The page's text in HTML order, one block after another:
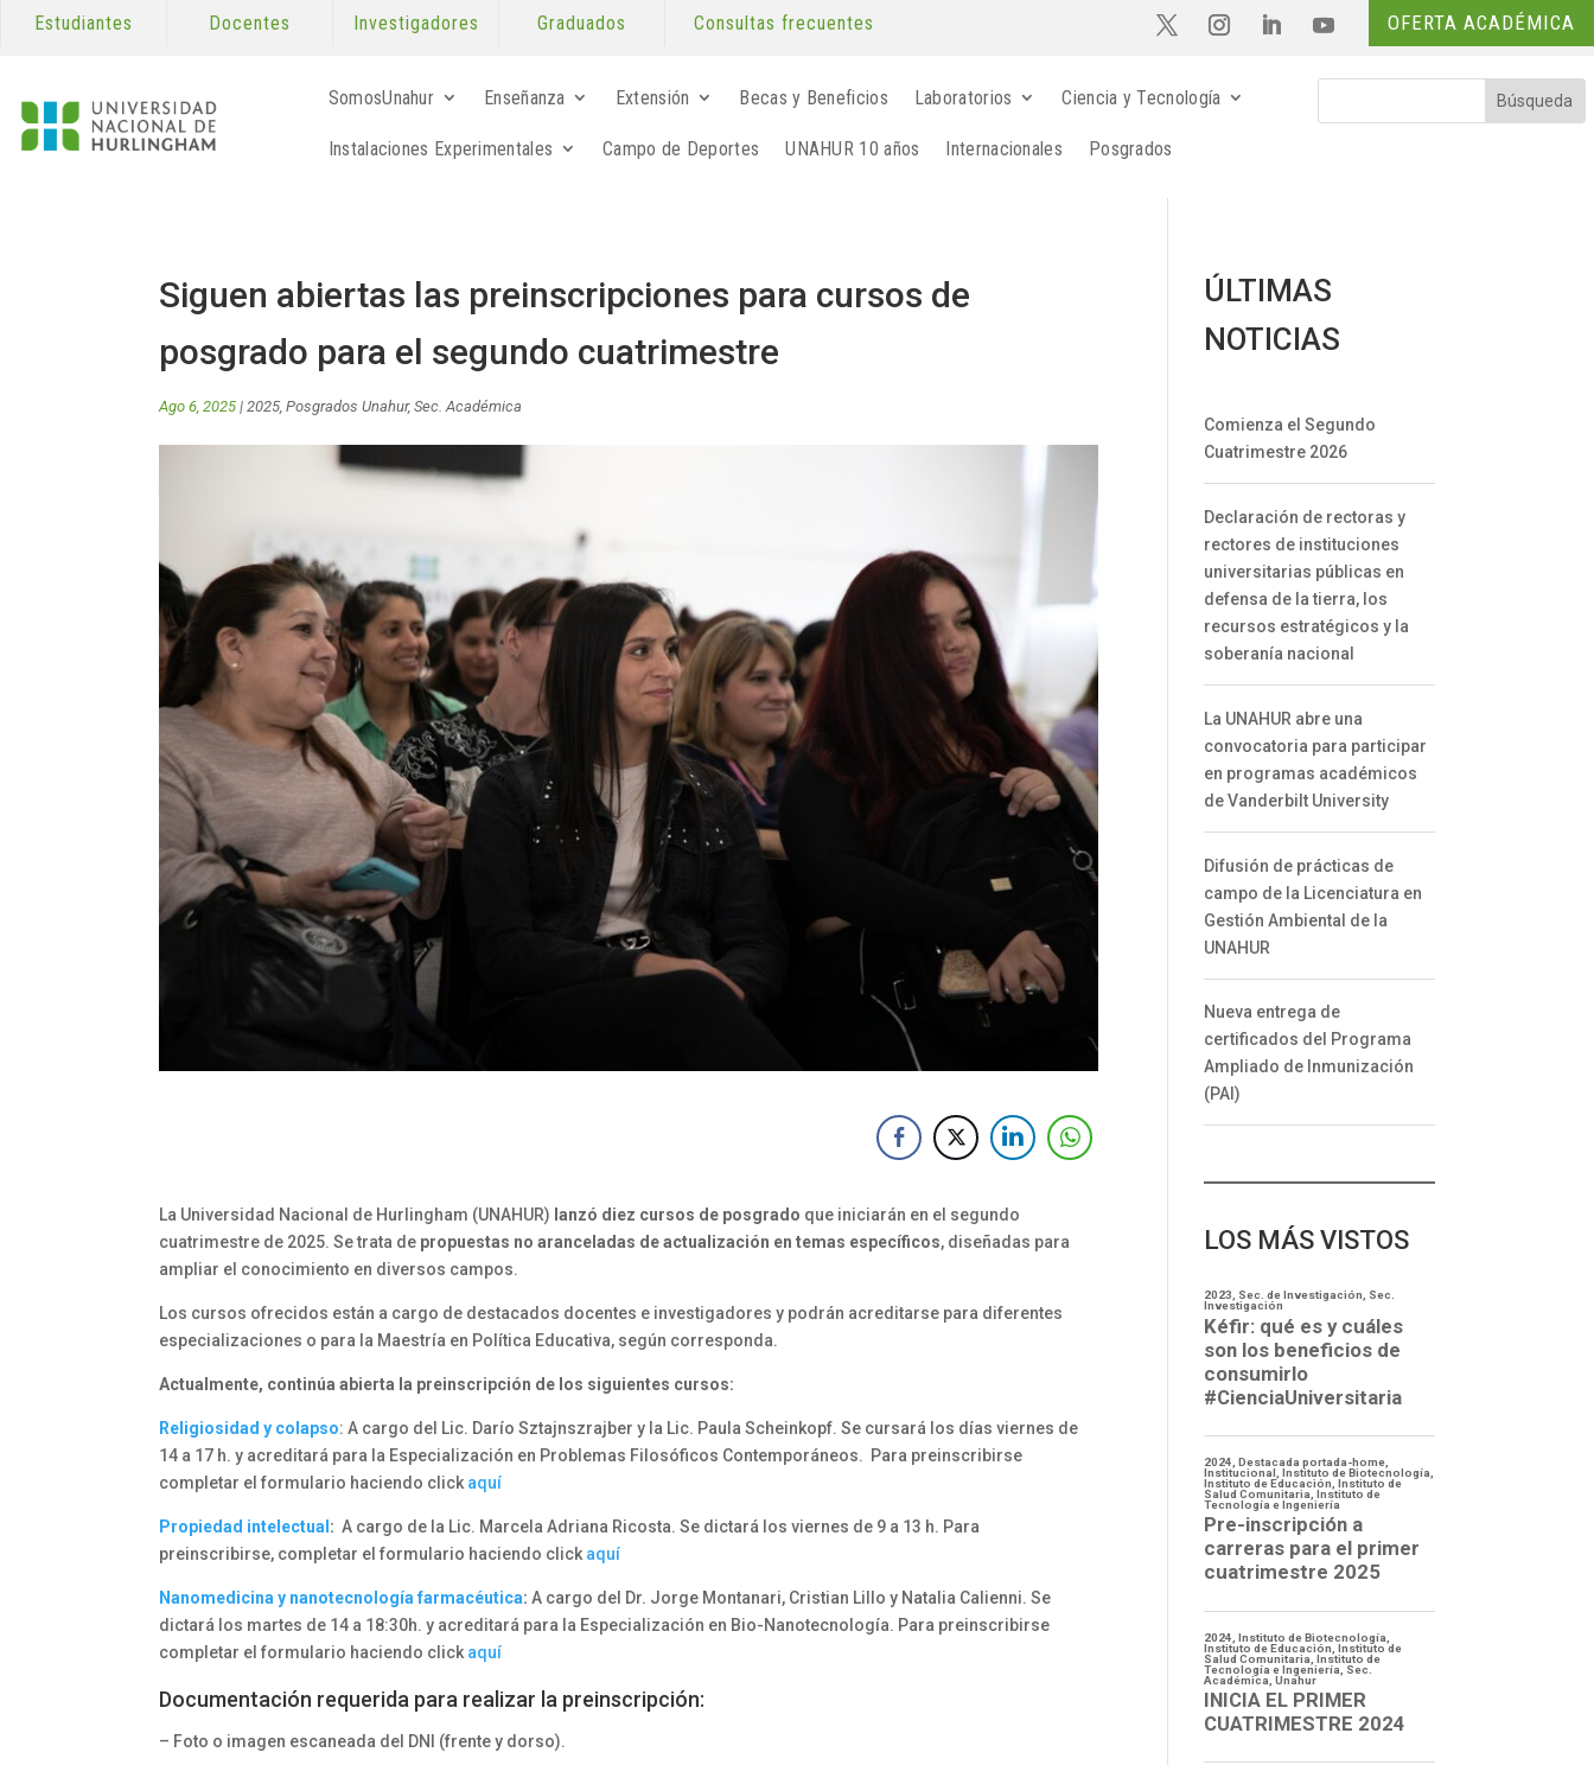
Estudiantes Docentes Investigadores Graduados Consultas frecuentes OFERTA ACADÉMICA
SomosUnahur Enseñanza Extensión Becas y Beneficios Laboratorios Ciencia y Tecnología
Instalaciones Experimentales Campo de Deportes UNAHUR 10 años Internacionales Posgrados
Siguen abiertas las preinscripciones para cursos de
posgrado para el segundo cuatrimestre
Ago 6, 2025 |2025,Posgrados Unahur,Sec. Académica
La Universidad Nacional de Hurlingham (UNAHUR) lanzó diez cursos de posgrado que iniciarán en el segundo
cuatrimestre de 2025. Se trata de propuestas no aranceladas de actualización en temas específicos, diseñadas para
ampliar el conocimiento en diversos campos.
Los cursos ofrecidos están a cargo de destacados docentes e investigadores y podrán acreditarse para diferentes
especializaciones o para la Maestría en Política Educativa, según corresponda.
Actualmente, continúa abierta la preinscripción de los siguientes cursos:
Religiosidad y colapso: A cargo del Lic. Darío Sztajnszrajber y la Lic. Paula Scheinkopf. Se cursará los días viernes de
14 a 17 h. y acreditará para la Especialización en Problemas Filosóficos Contemporáneos. Para preinscribirse
completar el formulario haciendo click aquí
Propiedad intelectual :A cargo de la Lic. Marcela Adriana Ricosta. Se dictará los viernes de 9 a 13 h. Para
preinscribirse, completar el formulario haciendo click aquí
Nanomedicina y nanotecnología farmacéutica: A cargo del Dr. Jorge Montanari, Cristian Lillo y Natalia Calienni. Se
dictará los martes de 14 a 18:30h. y acreditará para la Especialización en Bio-Nanotecnología. Para preinscribirse
completar el formulario haciendo click aquí
Documentación requerida para realizar la preinscripción:
– Foto o imagen escaneada del DNI (frente y dorso).
ÚLTIMAS
NOTICIAS
Comienza el Segundo
Cuatrimestre 2026
Declaración de rectoras y
rectores de instituciones
universitarias públicas en
defensa de la tierra, los
recursos estratégicos y la
soberanía nacional
La UNAHUR abre una
convocatoria para participar
en programas académicos
de Vanderbilt University
Difusión de prácticas de
campo de la Licenciatura en
Gestión Ambiental de la
UNAHUR
Nueva entrega de
certificados del Programa
Ampliado de Inmunización
(PAI)
LOS MÁS VISTOS